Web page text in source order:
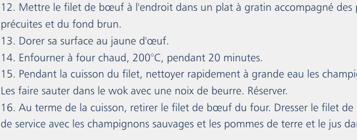
12. Mettre le filet de bœuf à l'endroit dans un plat à gratin accompagné des
précuites et du fond brun.
13. Dorer sa surface au jaune d'œuf.
14. Enfourner à four chaud, 200°C, pendant 20 minutes.
15. Pendant la cuisson du filet, nettoyer rapidement à grande eau les
Les faire sauter dans le wok avec une noix de beurre. Réserver.
16. Au terme de la cuisson, retirer le filet de bœuf du four. Dresser le filet
de service avec les champignons sauvages et les pommes de terre et le jus